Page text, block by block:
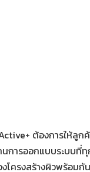
ต้องการให้ลูก
การออกแบบระบบที่
โครงสร้างผิวพร้อมกัน